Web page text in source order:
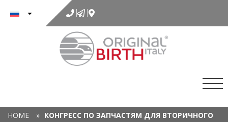
содержимому
HOME » КОНГРЕСС ПО ЗАПЧАСТЯМ ДЛЯ ВТОРИЧНОГО